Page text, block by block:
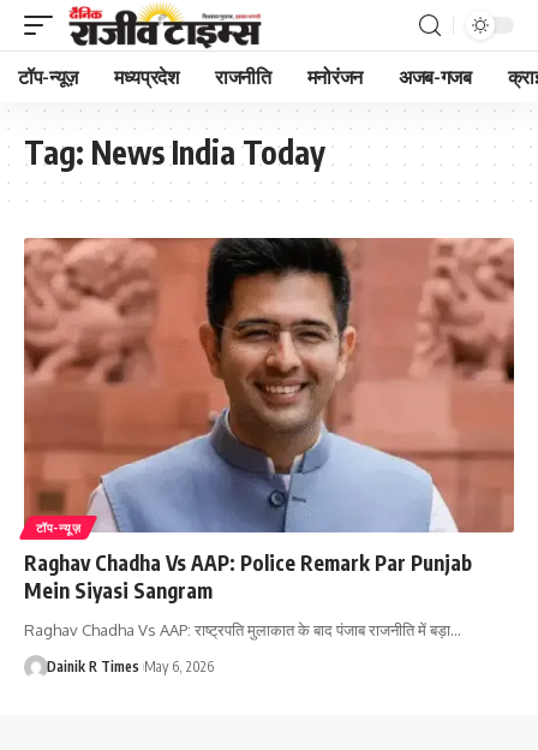
टॉप-न्यूज़ मध्यप्रदेश राजनीति मनोरंजन अजब-गजब
Tag: News India Today
टॉप-न्यूज़
Raghav Chadha Vs AAP: Police Remark Par Punjab
Mein Siyasi Sangram
Raghav Chadha Vs AAP: राष्ट्रपति मुलाकात के बाद पंजाब राजनीति में बड़ा…
Dainik R Times May 6, 2026